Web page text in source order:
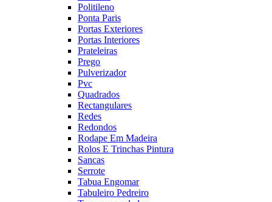
Politileno
Ponta Paris
Portas Exteriores
Portas Interiores
Prateleiras
Prego
Pulverizador
Pvc
Quadrados
Rectangulares
Redes
Redondos
Rodape Em Madeira
Rolos E Trinchas Pintura
Sancas
Serrote
Tabua Engomar
Tabuleiro Pedreiro